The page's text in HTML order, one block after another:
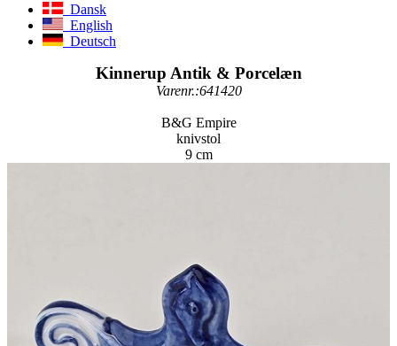
Dansk
English
Deutsch
Kinnerup Antik & Porcelæn
Varenr.:641420
B&G Empire
knivstol
9 cm